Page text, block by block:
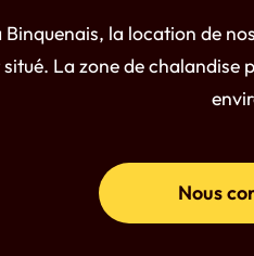
la location de
La zone de chalandise
Nous